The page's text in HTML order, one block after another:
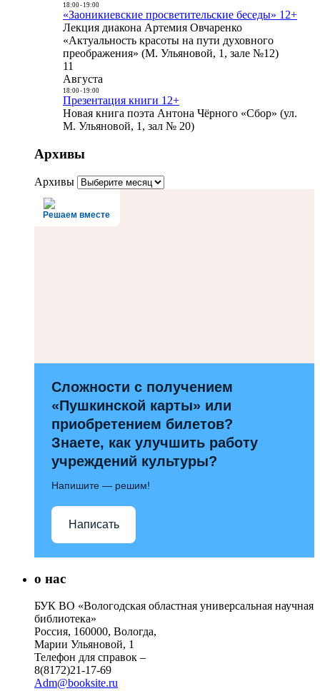
18:00- 19:00
«Заоникиевские просветительские беседы» 12+
Лекция диакона Артемия Овчаренко
«Актуальность красоты на пути духовного
преображения» (М. Ульяновой, 1, зале №12)
11
Августа
18:00- 19:00
Презентация книги 12+
Новая книга поэта Антона Чёрного «Сбор» (ул.
М. Ульяновой, 1, зал № 20)
Архивы
Архивы
Решаем вместе
Сложности с получением
«Пушкинской карты» или
приобретением билетов?
Знаете, как улучшить работу
учреждений культуры?
Напишите — решим!
Написать
о нас
БУК ВО «Вологодская областная универсальная научная
библиотека»
Россия, 160000, Вологда,
Марии Ульяновой, 1
Телефон для справок –
8(8172)21-17-69
Adm@booksite.ru